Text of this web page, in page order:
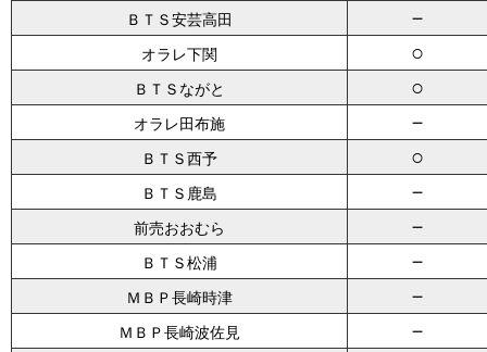
ＢＴＳ安芸高田 －
オラレ下関 ○
ＢＴＳながと ○
オラレ田布施 －
ＢＴＳ西予 ○
ＢＴＳ鹿島 －
前売おおむら －
ＢＴＳ松浦 －
ＭＢＰ長崎時津 －
ＭＢＰ長崎波佐見 －